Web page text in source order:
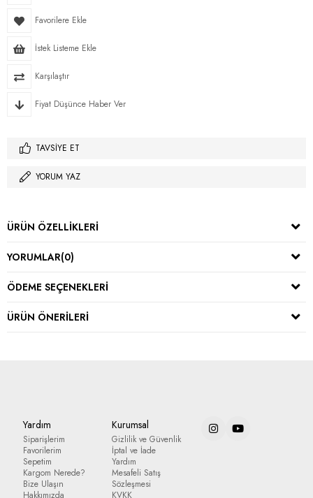
Favorilere Ekle
İstek Listeme Ekle
Karşılaştır
Fiyat Düşünce Haber Ver
TAVSIYE ET
YORUM YAZ
ÜRÜN ÖZELLIKLERI
YORUMLAR(0)
ÖDEME SEÇENEKLERI
ÜRÜN ÖNERILERI
Yardım
Siparişlerim
Favorilerim
Sepetim
Kargom Nerede?
Bize Ulaşın
Hakkımızda
Kurumsal
Gizlilik ve Güvenlik
İptal ve İade
Yardım
Mesafeli Satış
Sözleşmesi
KVKK